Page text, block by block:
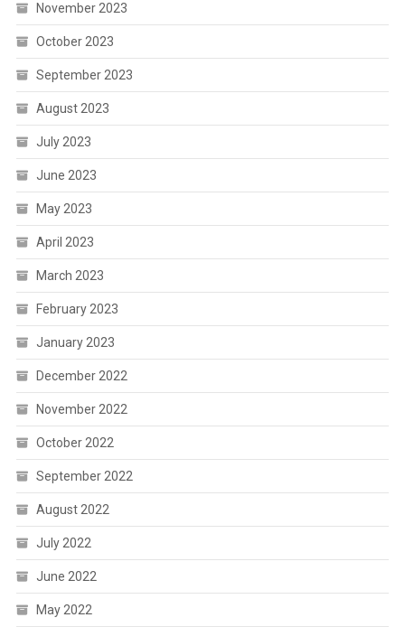
November 2023
October 2023
September 2023
August 2023
July 2023
June 2023
May 2023
April 2023
March 2023
February 2023
January 2023
December 2022
November 2022
October 2022
September 2022
August 2022
July 2022
June 2022
May 2022